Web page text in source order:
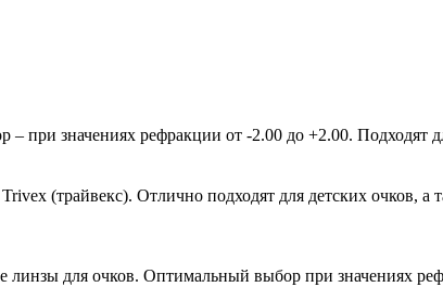
значениях рефракции от -2.00 до +2.00. Подходят
(трайвекс). Отлично подходят для детских очков,
для очков. Оптимальный выбор при значениях